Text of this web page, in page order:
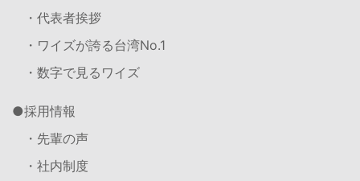
・代表者挨拶
・ワイズが誇る台湾No.1
・数字で見るワイズ
採用情報
・先輩の声
・社内制度